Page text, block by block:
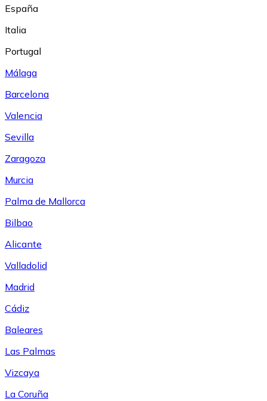
España
Italia
Portugal
Málaga
Barcelona
Valencia
Sevilla
Zaragoza
Murcia
Palma de Mallorca
Bilbao
Alicante
Valladolid
Madrid
Cádiz
Baleares
Las Palmas
Vizcaya
La Coruña